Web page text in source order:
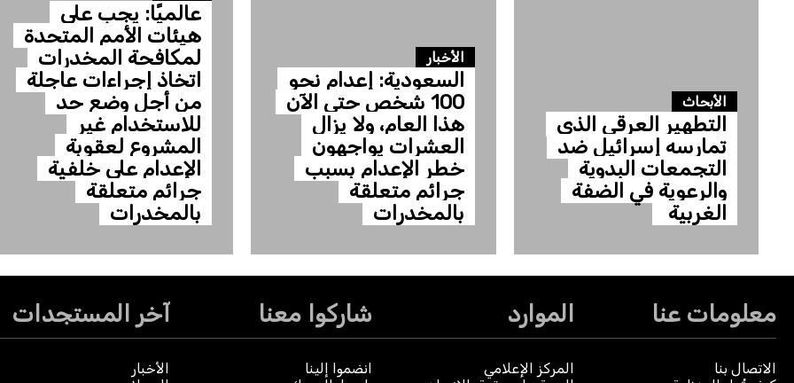
الأبحاث
التطهير العرقي الذي
تمارسه إسرائيل ضد
التجمعات البدوية
والرعوية في الضفة
الغربية
الأخبار
السعودية: إعدام نحو
100 شخص حتى الآن
هذا العام، ولا يزال
العشرات يواجهون
خطر الإعدام بسبب
جرائم متعلقة
بالمخدرات
عالميًا: يجب على
هيئات الأمم المتحدة
لمكافحة المخدرات
اتخاذ إجراءات عاجلة
من أجل وضع حد
للاستخدام غير
المشروع لعقوبة
الإعدام على خلفية
جرائم متعلقة
بالمخدرات
معلومات عنا
الاتصال بنا
الموارد
المركز الإعلامي
شاركوا معنا
انضموا إلينا
آخر المستجدات
الأخبار